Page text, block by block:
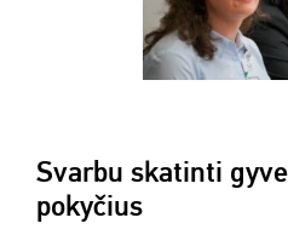
Svarbu skatinti
pokyčius